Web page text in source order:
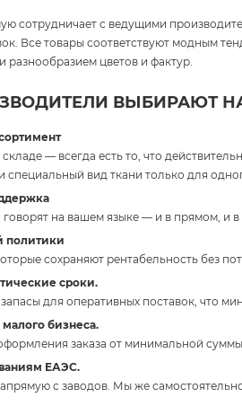
сотрудничает с ведущими
Все товары соответствуют модным
разнообразием цветов и фактур.
ВЫБИРАЮТ
— всегда есть то, что
специальный вид ткани только для
на вашем языке — и в прямом, и
политики
сохраняют рентабельность без
сроки.
для оперативных поставок, что
бизнеса.
заказа от минимальной суммы
ЕАЭС.
с заводов. Мы же